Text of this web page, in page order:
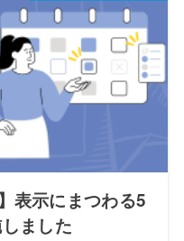
表示にまつわる5
ました